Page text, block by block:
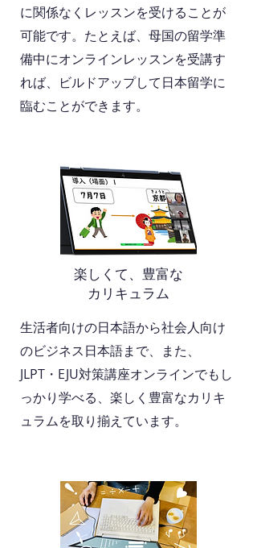
に関係なくレッスンを受けることが
可能です。たとえば、母国の留学準
備中にオンラインレッスンを受講す
れば、ビルドアップして日本留学に
臨むことができます。
楽しくて、豊富な
カリキュラム
生活者向けの日本語から社会人向け
のビジネス日本語まで、また、
JLPT・EJU対策講座オンラインでもし
っかり学べる、楽しく豊富なカリキ
ュラムを取り揃えています。